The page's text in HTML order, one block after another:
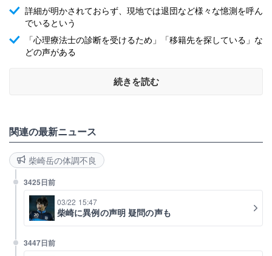
詳細が明かされておらず、現地では退団など様々な憶測を呼ん
でいるという
「心理療法士の診断を受けるため」「移籍先を探している」な
どの声がある
続きを読む
関連の最新ニュース
柴崎岳の体調不良
3425日前
03/22 15:47
柴崎に異例の声明 疑問の声も
3447日前